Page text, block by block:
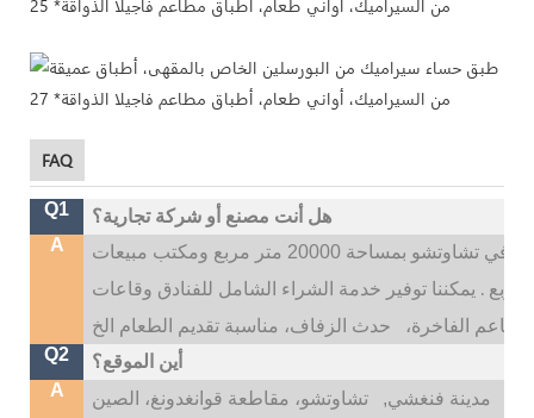
FAQ
Q1
هل أنت مصنع أو شركة تجارية؟
A
نحن شركة تصنيع أدوات المائدة الخزفية. يقع مصنعنا في تشاوتشو بمساحة 20000 متر مربع ومكتب مبيعات
. يمكننا توفير خدمة الشراء الشامل للفنادق وقاعات
الفاخرة،
Q2
أين الموقع؟
A
مدينة فنغشي,